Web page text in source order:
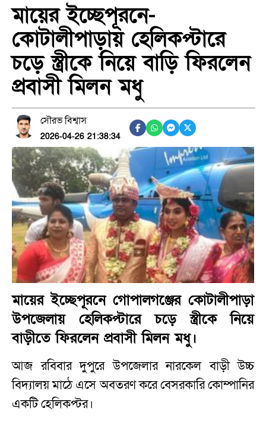
মায়ের ইচ্ছেপূরনে-
কোটালীপাড়ায় হেলিকপ্টারে
চড়ে স্ত্রীকে নিয়ে বাড়ি ফিরলেন
প্রবাসী মিলন মধু
সৌরভ বিশ্বাস
2026-04-26 21:38:34
মায়ের ইচ্ছেপূরনে গোপালগঞ্জের কোটালীপাড়া
উপজেলায় হেলিকপ্টারে চড়ে স্ত্রীকে নিয়ে
বাড়ীতে ফিরলেন প্রবাসী মিলন মধু।
আজ রবিবার দুপুরে উপজেলার নারকেল বাড়ী উচ্চ
বিদ্যালয় মাঠে এসে অবতরণ করে বেসরকারি কোম্পানির
একটি হেলিকপ্টর।